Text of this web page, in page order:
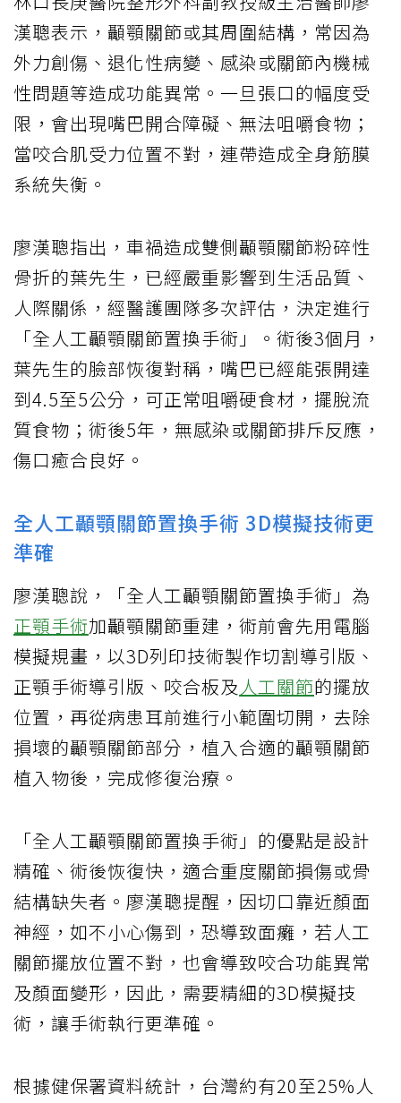
漢聰表示，顳顎關節或其周圍結構，常因為
外力創傷、退化性病變、感染或關節內機械
性問題等造成功能異常。一旦張口的幅度受
限，會出現嘴巴開合障礙、無法咀嚼食物；
當咬合肌受力位置不對，連帶造成全身筋膜
系統失衡。
廖漢聰指出，車禍造成雙側顳顎關節粉碎性
骨折的葉先生，已經嚴重影響到生活品質、
人際關係，經醫護團隊多次評估，決定進行
「全人工顳顎關節置換手術」。術後3個月，
葉先生的臉部恢復對稱，嘴巴已經能張開達
到4.5至5公分，可正常咀嚼硬食材，擺脫流
質食物；術後5年，無感染或關節排斥反應，
傷口癒合良好。
全人工顳顎關節置換手術 3D模擬技術更
準確
廖漢聰說，「全人工顳顎關節置換手術」為
正顎手術加顳顎關節重建，術前會先用電腦
模擬規畫，以3D列印技術製作切割導引版、
正顎手術導引版、咬合板及人工關節的擺放
位置，再從病患耳前進行小範圍切開，去除
損壞的顳顎關節部分，植入合適的顳顎關節
植入物後，完成修復治療。
「全人工顳顎關節置換手術」的優點是設計
精確、術後恢復快，適合重度關節損傷或骨
結構缺失者。廖漢聰提醒，因切口靠近顏面
神經，如不小心傷到，恐導致面癱，若人工
關節擺放位置不對，也會導致咬合功能異常
及顏面變形，因此，需要精細的3D模擬技
術，讓手術執行更準確。
根據健保署資料統計，台灣約有20至25%人